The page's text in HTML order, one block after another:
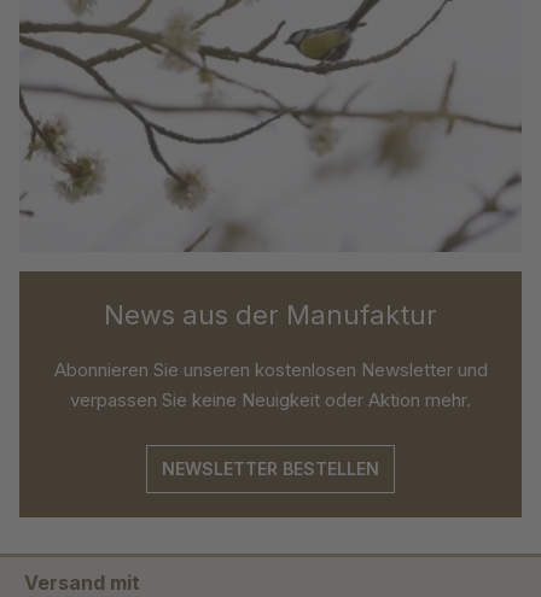
News aus der Manufaktur
Abonnieren Sie unseren kostenlosen Newsletter und
verpassen Sie keine Neuigkeit oder Aktion mehr.
NEWSLETTER BESTELLEN
Versand mit